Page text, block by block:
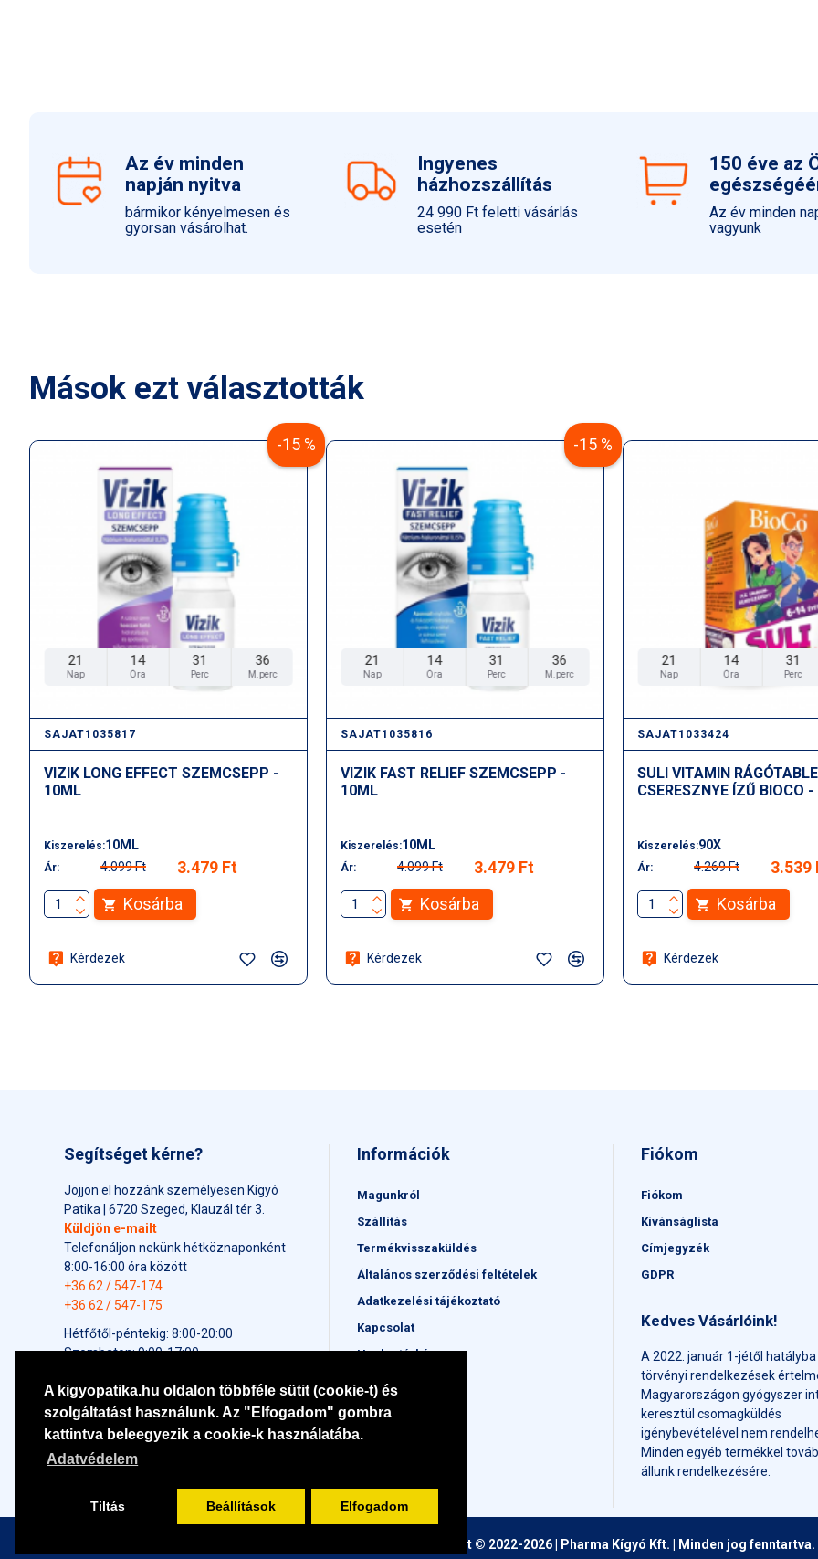
A kigyopatika.hu oldalon többféle sütit (cookie-t) és
szolgáltatást használunk. Az "Elfogadom" gombra
kattintva beleegyezik a cookie-k használatába.
Adatvédelem
Tiltás Beállítások Elfogadom
FELLÉP A KIÚJULÁS ELLEN
Heti kétszeri alkalmazás
*Klinikai vizsgálat, 30 alany
Az év minden
napján nyitva
bármikor kényelmesen és
gyorsan vásárolhat.
Ingyenes
házhozszállítás
24 990 Ft feletti vásárlás
esetén
150 éve az
Az év minden
vagyunk
Mások ezt választották
-15 %
21
Nap
14
Óra
31
Perc
35
M.perc
SAJAT1035817
VIZIK LONG EFFECT SZEMCSEPP -
10ML
Kiszerelés:10ML
Ár: 4.099 Ft
3.479 Ft
Kosárba
Kérdezek
-15 %
21
Nap
14
Óra
31
Perc
35
M.perc
SAJAT1035816
VIZIK FAST RELIEF SZEMCSEPP -
10ML
Kiszerelés:10ML
Ár: 4.099 Ft
3.479 Ft
Kosárba
Kérdezek
21
Nap
14
Óra
31
Perc
SAJAT1033424
SULI VITAMIN
CSERESZNYE ÍZŰ BIOCO -
Kiszerelés:90X
Ár: 4.269 Ft
3.539
Kosárba
Kérdezek
Segítséget kérne?
Jöjjön el hozzánk személyesen Kígyó
Patika | 6720 Szeged, Klauzál tér 3.
Küldjön e-mailt
Telefonáljon nekünk hétköznaponként
8:00-16:00 óra között
+36 62 / 547-174
+36 62 / 547-175
Hétfőtől-péntekig: 8:00-20:00
Szombaton: 9:00-17:00
Ünnepnapokon: 9:00-17:00
Információk
Magunkról
Szállítás
Termékvisszaküldés
Általános szerződési feltételek
Adatkezelési tájékoztató
Kapcsolat
Honlaptérkép
Fiókom
Fiókom
Kívánságlista
Címjegyzék
GDPR
Kedves Vásárlóink!
A 2022. január 1-jétől
törvényi rendelkezések
Magyarországon gyógyszer
keresztül csomagküldés
igénybevételével nem
Minden egyéb termékkel
állunk rendelkezésére.
Copyright © 2022-2026 | Pharma Kígyó Kft. | Minden jog fenntartva.